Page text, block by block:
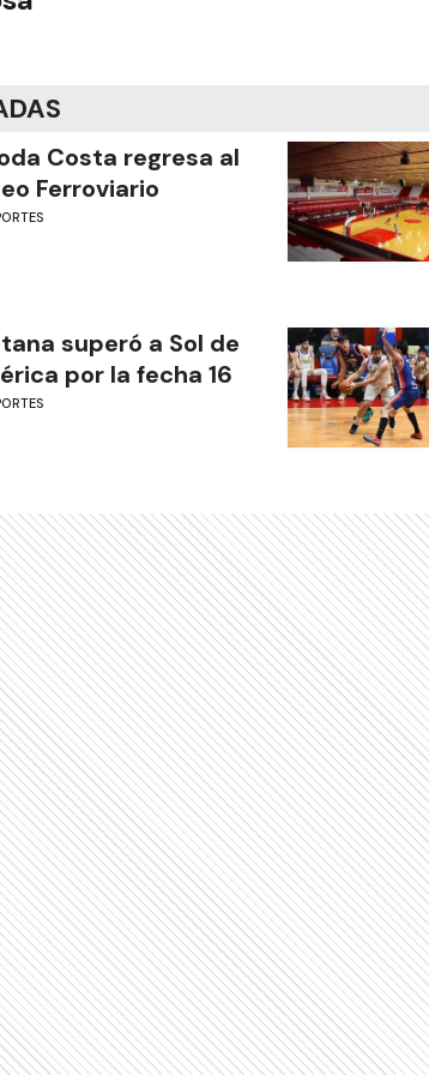
Costa regresa al
Ferroviario
superó a Sol de
por la fecha 16